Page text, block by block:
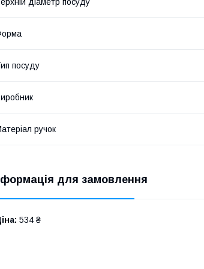
діаметр посуду
посуду
ручок
для замовлення
534 ₴